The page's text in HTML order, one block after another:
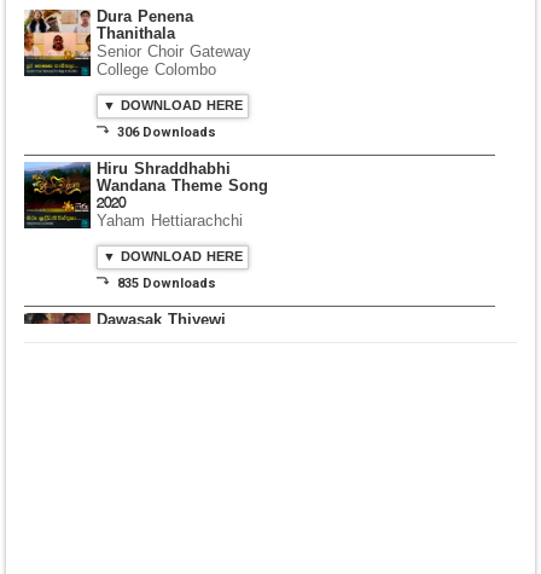
Dura Penena
Thanithala
Senior Choir Gateway
College Colombo
▼ DOWNLOAD HERE
⤵ 306 Downloads
Hiru Shraddhabhi
Wandana Theme Song